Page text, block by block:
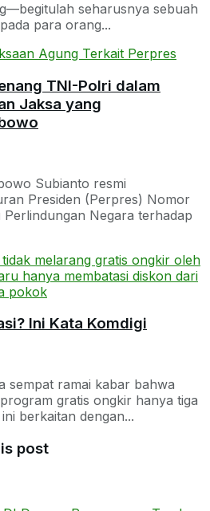
seharusnya sebuah
para orang...
TNI-Polri dalam
Jaksa yang
Subianto resmi
Presiden (Perpres) Nomor
Negara terhadap
Ini Kata Komdigi
sempat ramai kabar bahwa
gratis ongkir hanya tiga
berkaitan dengan...
post